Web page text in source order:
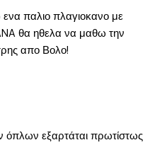
παλιο πλαγιοκανο με
θα ηθελα να μαθω την
απο Βολο!
όπλων εξαρτάται πρωτίστως